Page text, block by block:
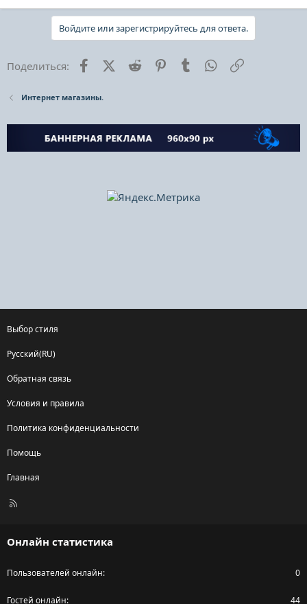
Войдите или зарегистрируйтесь для ответа.
Поделиться: FacebookX (Twitter)
Reddit PinterestTumblr WhatsApp
Интернет магазины.
Выбор стиля
Русский(RU)
Обратная связь
Условия и правила
Политика конфиденциальности
Помощь
Главная
R
Онлайн статистика
Пользователей онлайн 0
Гостей онлайн 44